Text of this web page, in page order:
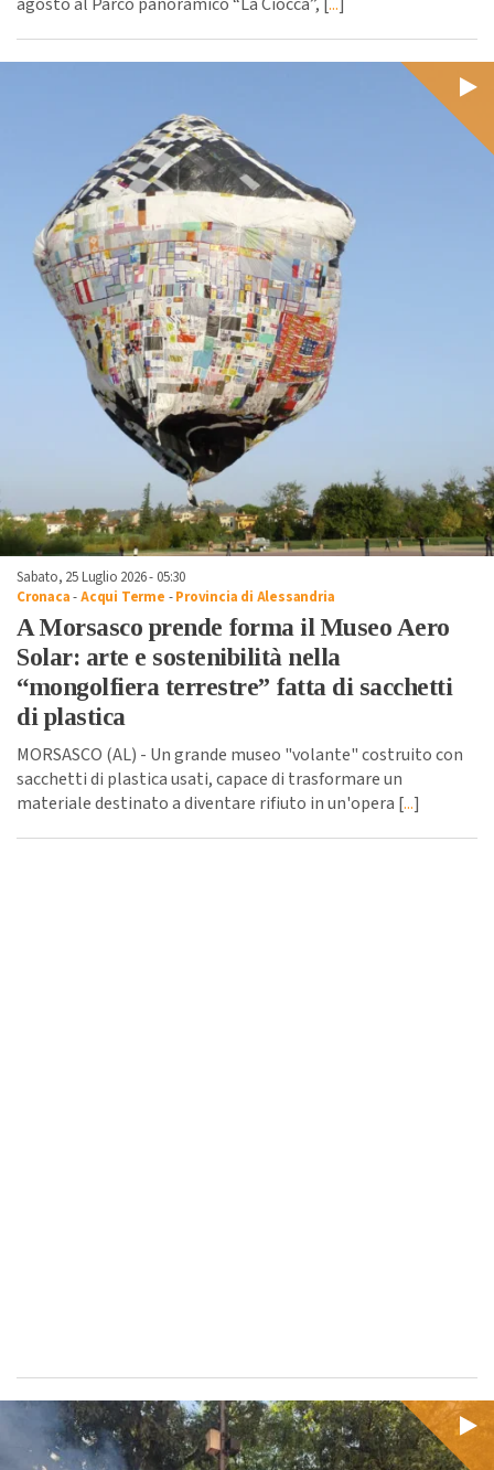
Sabato, 25 Luglio 2026 - 05:30
Cronaca-Acqui Terme -Provincia di Alessandria
A Morsasco prende forma il Museo Aero
Solar: arte e sostenibilità nella
“mongolfiera terrestre” fatta di sacchetti
di plastica
MORSASCO (AL) - Un grande museo "volante" costruito con
sacchetti di plastica usati, capace di trasformare un
materiale destinato a diventare rifiuto in un'opera [...]